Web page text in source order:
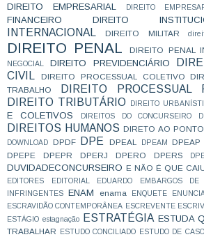
DIREITO EMPRESARIAL DIREITO
FINANCEIRO
DIREITO
INTERNACIONAL
DIREITO MILITAR
DIREITO PENAL DIREITO PENAL
NEGOCIAL
DIREITO PREVIDENCIÁRIO
CIVIL
DIREITO PROCESSUAL COLETIVO
TRABALHO
DIREITO PROCESSUAL
DIREITO TRIBUTÁRIO DIREITO
E COLETIVOS
DIREITOS DO CONCURSEIRO
DIREITOS HUMANOS DIRETO AO PONTO
DOWNLOAD DPDF DPE DPEAL DPEAM DPEAP
DPEPE
DPEPR DPERJ DPERO DPERS
DUVIDADECONCURSEIRO E NÃO É QUE
EDITORES EDITORIAL EDUARDO EMBARGOS DE
INFRINGENTES
ENAM enama ENQUETE
ESCRAVIDÃO CONTEMPORÂNEA ESCREVENTE
ESTÁGIO estagnação ESTRATÉGIA ESTUDA
TRABALHAR
ESTUDO CONCILIADO ESTUDO DE CASO